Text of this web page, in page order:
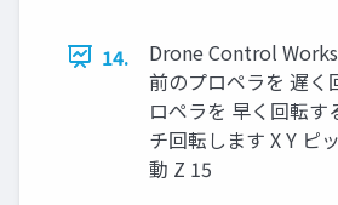
14.
Drone Control
前のプロペラを 遅く
ロペラを 早く回転す
チ回転します X Y ピ
動 Z 15